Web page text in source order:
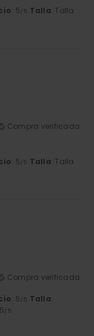
: 5/5 Talla: Talla
Compra verificada
: 5/5 Talla: Talla
Compra verificada
: 5/5 Talla:
/5